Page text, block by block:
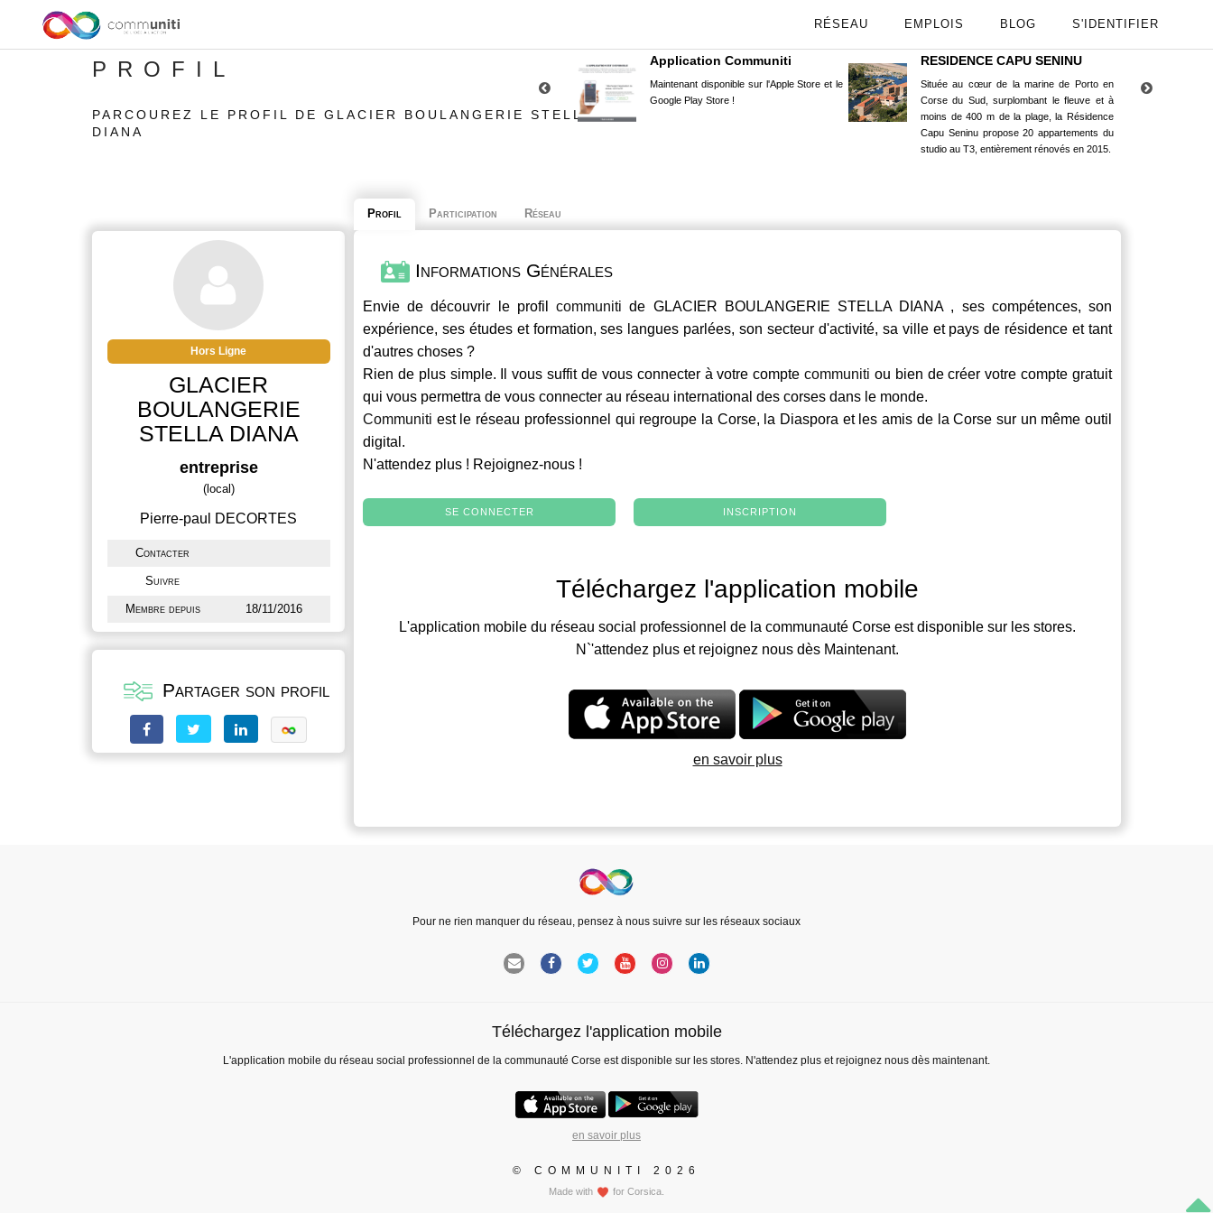
RÉSEAU EMPLOIS BLOG S'IDENTIFIER
PROFIL
PARCOUREZ LE PROFIL DE GLACIER BOULANGERIE STELLA
DIANA
Application Communiti
Maintenant disponible sur l'Apple Store et le
Google Play Store !
RESIDENCE CAPU SENINU
Située au cœur de la marine de Porto en
Corse du Sud, surplombant le fleuve et à
moins de 400 m de la plage, la Résidence
Capu Seninu propose 20 appartements du
studio au T3, entièrement rénovés en 2015.
Hors Ligne
GLACIER
BOULANGERIE
STELLA DIANA
entreprise
(local)
Pierre-paul DECORTES
Contacter
Suivre
Membre depuis 18/11/2016
Partager son profil
Profil Participation Réseau
Informations Générales
Envie de découvrir le profilcommuniti de GLACIER BOULANGERIE STELLA DIANA , ses compétences, son
expérience, ses études et formation, ses langues parlées, son secteur d'activité, sa ville et pays de résidence et tant
d'autres choses ?
Rien de plus simple. Il vous suffit de vous connecter à votre comptecommuniti ou bien de créer votre compte gratuit
qui vous permettra de vous connecter au réseau international des corses dans le monde.
Communiti est le réseau professionnel qui regroupe la Corse, la Diaspora et les amis de la Corse sur un même outil
digital.
N'attendez plus ! Rejoignez-nous !
SE CONNECTER INSCRIPTION
Téléchargez l'application mobile
L'application mobile du réseau social professionnel de la communauté Corse est disponible sur les stores.
N`'attendez plus et rejoignez nous dès Maintenant.
en savoir plus
Pour ne rien manquer du réseau, pensez à nous suivre sur les réseaux sociaux
Téléchargez l'application mobile
L'application mobile du réseau social professionnel de la communauté Corse est disponible sur les stores. N'attendez plus et rejoignez nous dès maintenant.
en savoir plus
© COMMUNITI 2026
Made with for Corsica.